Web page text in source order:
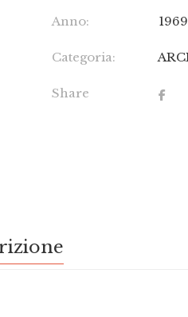
Anno: 1969
Categoria:
Share